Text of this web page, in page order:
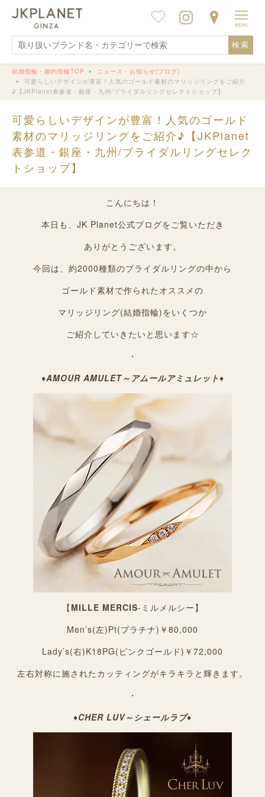
検索
結婚指輪・婚約指輪TOP
ニュース・お知らせ(ブログ)
可愛らしいデザインが豊富！人気のゴールド素材のマリッジリングをご紹介
♪【JKPlanet表参道・銀座・九州/ブライダルリングセレクトショップ】
可愛らしいデザインが豊富！人気のゴールド
素材のマリッジリングをご紹介♪【JKPlanet
表参道・銀座・九州/ブライダルリングセレク
トショップ】
こんにちは！
本日も、JK Planet公式ブログをご覧いただき
ありがとうございます。
今回は、約2000種類のブライダルリングの中から
ゴールド素材で作られたオススメの
マリッジリング(結婚指輪)をいくつか
ご紹介していきたいと思います☆
・
♦AMOUR AMULET～アムールアミュレット♦
【 MILLE MERCIS-ミルメルシー】
Men’s(左)Pt(プラチナ)￥80,000
Lady’s(右)K18PG(ピンクゴールド)￥72,000
左右対称に施されたカッティングがキラキラと輝きます。
・
♦CHER LUV～シェールラブ♦